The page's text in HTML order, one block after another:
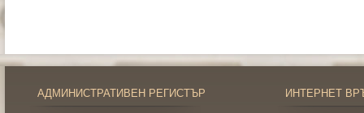
АДМИНИСТРАТИВЕН РЕГИСТЪР ИНТЕРНЕТ